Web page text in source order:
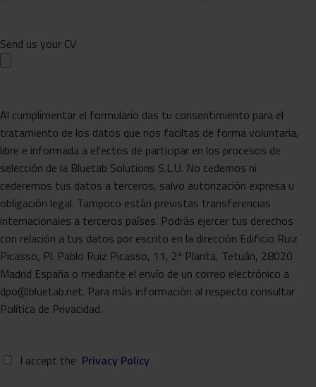
Send us your CV
Al cumplimentar el formulario das tu consentimiento para el
tratamiento de los datos que nos faciltas de forma voluntaria,
libre e informada a efectos de participar en los procesos de
selección de la Bluetab Solutions S.L.U. No cedemos ni
cederemos tus datos a terceros, salvo autorización expresa u
obligación legal. Tampoco están previstas transferencias
internacionales a terceros países. Podrás ejercer tus derechos
con relación a tus datos por escrito en la dirección Edificio Ruiz
Picasso, Pl. Pablo Ruiz Picasso, 11, 2ª Planta, Tetuán, 28020
Madrid España o mediante el envío de un correo electrónico a
dpo@bluetab.net. Para más información al respecto consultar
Política de Privacidad.
I accept the Privacy Policy